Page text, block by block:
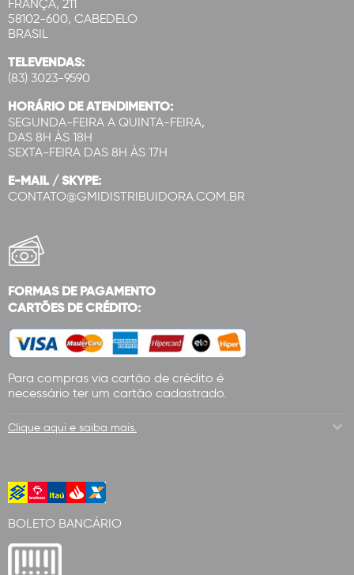
FRANÇA, 211
58102-600, CABEDELO
BRASIL
TELEVENDAS:
(83) 3023-9590
HORÁRIO DE ATENDIMENTO:
SEGUNDA-FEIRA A QUINTA-FEIRA,
DAS 8H ÀS 18H
SEXTA-FEIRA DAS 8H ÀS 17H
E-MAIL / SKYPE:
CONTATO@GMIDISTRIBUIDORA.COM.BR
FORMAS DE PAGAMENTO
CARTÕES DE CRÉDITO:
Para compras via cartão de crédito é
necessário ter um cartão cadastrado.
Clique aqui e saiba mais.
BOLETO BANCÁRIO